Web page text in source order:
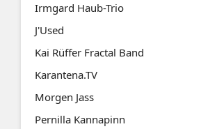
Irmgard Haub-Trio
J'Used
Kai Rüffer Fractal Band
Karantena.TV
Morgen Jass
Pernilla Kannapinn